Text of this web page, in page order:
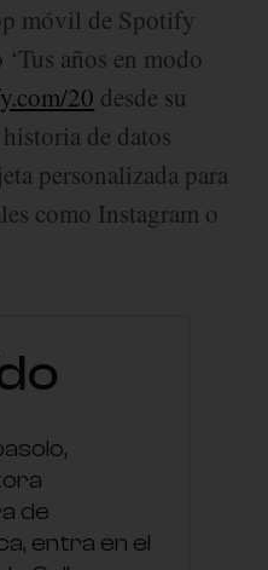
móvil de Spotify
años en modo
20 desde su
de datos
personalizada para
como Instagram o
de
entra en el